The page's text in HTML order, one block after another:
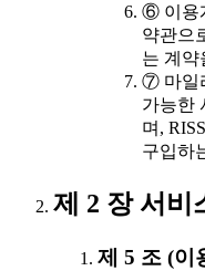
⑥ 이용
약관으
는 계약
⑦ 마일
가능한
며,
구입하
제 2 장 서비
제 5 조 (이